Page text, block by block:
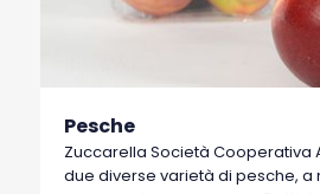
Pesche
Zuccarella Società Cooperativa
due diverse varietà di pesche, a